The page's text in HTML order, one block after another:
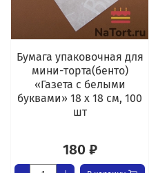
Бумага упаковочная для
мини-торта(бенто)
«Газета с белыми
буквами» 18 х 18 см, 100
шт
180 ₽